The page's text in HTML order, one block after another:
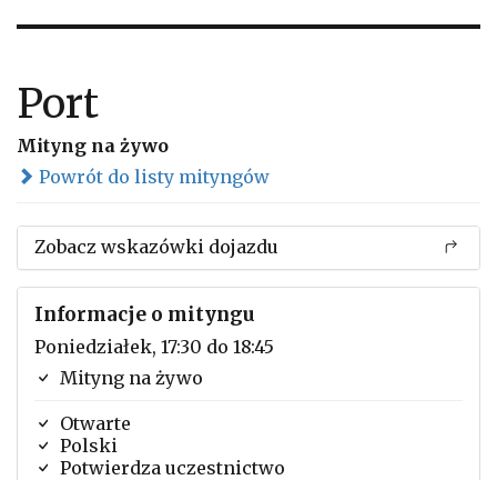
Port
Mityng na żywo
Powrót do listy mityngów
Zobacz wskazówki dojazdu
Informacje o mityngu
Poniedziałek, 17:30 do 18:45
Mityng na żywo
Otwarte
Polski
Potwierdza uczestnictwo